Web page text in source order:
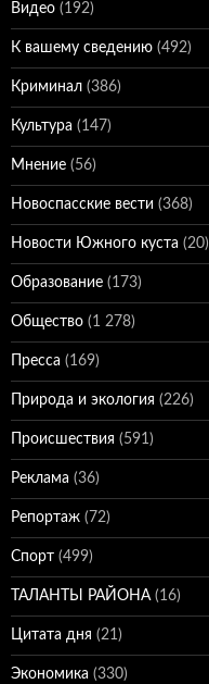
Видео (192)
К вашему сведению (492)
Криминал (386)
Культура (147)
Мнение (56)
Новоспасские вести (368)
Новости Южного куста (20)
Образование (173)
Общество (1 278)
Пресса (169)
Природа и экология (226)
Происшествия (591)
Реклама (36)
Репортаж (72)
Спорт (499)
ТАЛАНТЫ РАЙОНА(16)
Цитата дня (21)
Экономика (330)